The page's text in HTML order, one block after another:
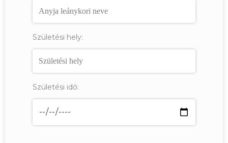
Születési hely:
Születési idő: